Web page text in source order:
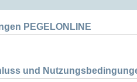
PEGELONLINE
und